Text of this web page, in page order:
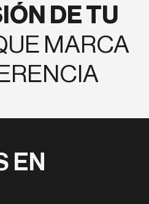
DE TU
MARCA
EN